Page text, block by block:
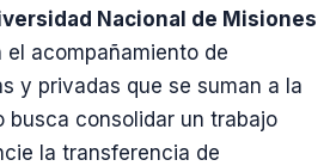
Nacional de Misiones
acompañamiento de
y privadas que se suman a la
busca consolidar un trabajo
la transferencia de